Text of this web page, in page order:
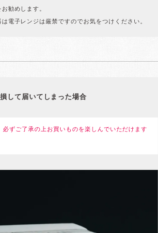
勧めします。
電子レンジは厳禁ですのでお気をつけください。
して届いてしまった場合
ずご了承の上お買いものを楽しんでいただけます